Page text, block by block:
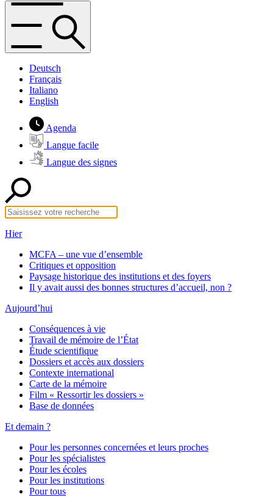
Deutsch
Français
Italiano
English
Agenda
Langue facile
Langue des signes
Hier
MCFA – une vue d’ensemble
Critiques et opposition
Paysage historique des institutions et des foyers
Il y avait aussi des bonnes structures d’accueil, non ?
Aujourd’hui
Conséquences à vie
Travail de mémoire de l’État
Étude scientifique
Dossiers et accès aux dossiers
Contexte international
Carte de la mémoire
Film « Ressortir les dossiers »
Base de données
Et demain ?
Pour les personnes concernées et leurs proches
Pour les spécialistes
Pour les écoles
Pour les institutions
Pour tous